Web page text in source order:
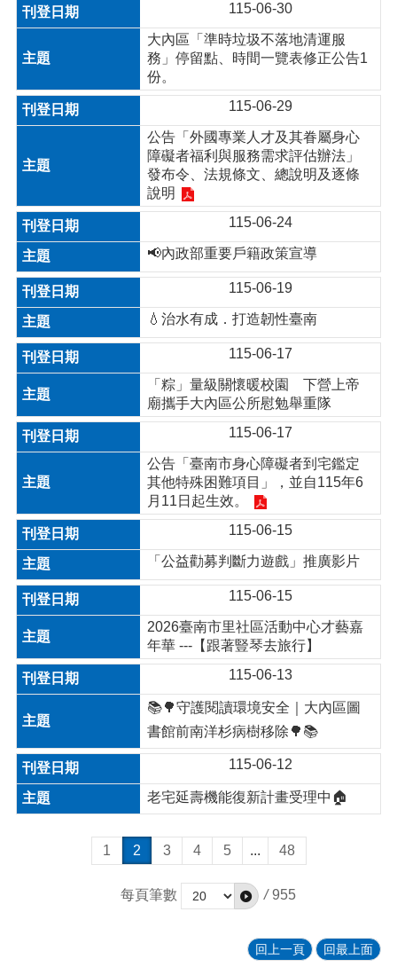
115-06-30
大內區「準時垃圾不落地清運服
務」停留點、時間一覽表修正公告1
份。
115-06-29
公告「外國專業人才及其眷屬身心
障礙者福利與服務需求評估辦法」
發布令、法規條文、總說明及逐條
說明
115-06-24
📢內政部重要戶籍政策宣導
115-06-19
💧治水有成．打造韌性臺南
115-06-17
「粽」量級關懷暖校園 下營上帝
廟攜手大內區公所慰勉舉重隊
115-06-17
公告「臺南市身心障礙者到宅鑑定
其他特殊困難項目」，並自115年6
月11日起生效。
115-06-15
「公益勸募判斷力遊戲」推廣影片
115-06-15
2026臺南市里社區活動中心才藝嘉
年華 ---【跟著豎琴去旅行】
115-06-13
📚🌳守護閱讀環境安全｜大內區圖
書館前南洋杉病樹移除🌳📚
115-06-12
老宅延壽機能復新計畫受理中🏠
1 2 3 4 5 ... 48
每頁筆數 / 955
回上一頁 回最上面